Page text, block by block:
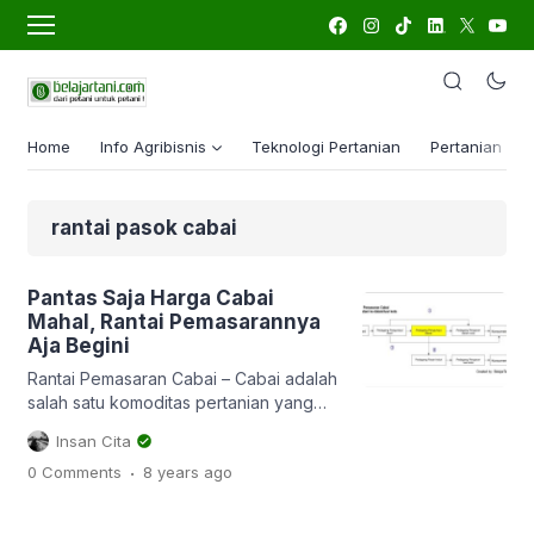
Home Info Agribisnis Teknologi Pertanian Pertanian
rantai pasok cabai
Pantas Saja Harga Cabai
Mahal, Rantai Pemasarannya
Aja Begini
Rantai Pemasaran Cabai – Cabai adalah
salah satu komoditas pertanian yang
mempunyai rantai pemasaran yang
cukup panjang. Rantai pemasaran
(market chain) disebut juga saluran
Insan Cita
0 Comments . 8 years ago